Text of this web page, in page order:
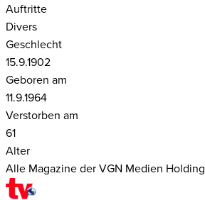
Auftritte
Divers
Geschlecht
15.9.1902
Geboren am
11.9.1964
Verstorben am
61
Alter
Alle Magazine der VGN Medien Holding